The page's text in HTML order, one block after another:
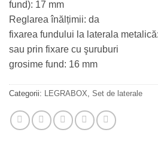
fund): 17 mm
Reglarea înălțimii: da
fixarea fundului la laterala
sau prin fixare cu şuruburi
grosime fund: 16 mm
Categorii: LEGRABOX, Set de laterale